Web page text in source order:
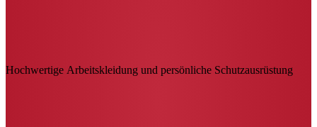
Hochwertige Arbeitskleidung und persönliche Schutzausrüstung